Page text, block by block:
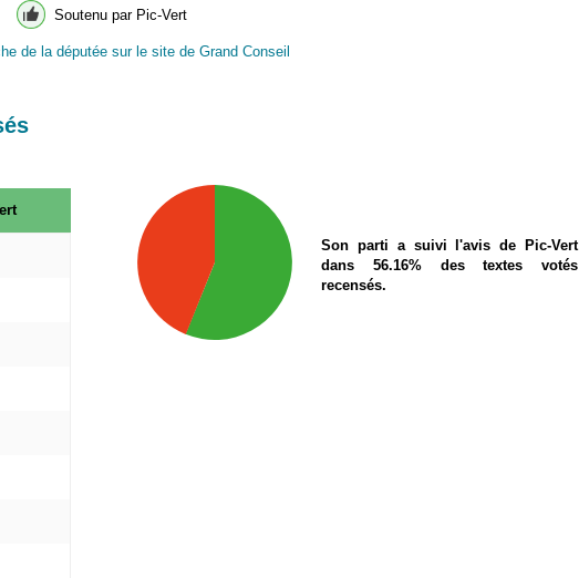
Soutenu par Pic-Vert
de la députée sur le site de Grand Conseil
Son parti a suivi l'avis de Pic-Vert
dans 56.16% des textes votés
recensés.